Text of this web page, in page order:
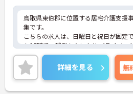
鳥取県東伯郡に位置する居宅介護支援
集です。
こちらの求人は、日曜日と祝日が固定
も17時で、残業もないためプライベー
保しやすい環境です♪
ご興味のある方はご面接のポイントをお
ので、お気軽にお問い合わせください
詳細を見る 無